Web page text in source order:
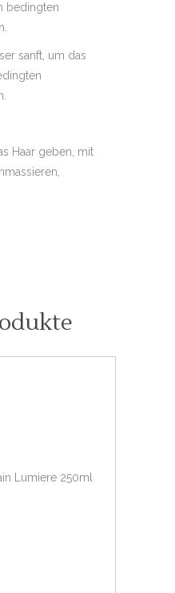
bedingten
sanft, um das
Haar geben, mit